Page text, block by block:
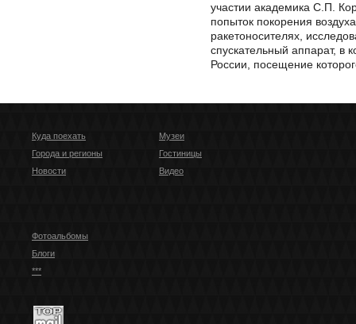
участии академика С.П.
попыток покорения
ракетоносителях,
спускательный аппарат, в
России, посещение
Куда поехать
Города и регионы
Новости
Музеи
Гостиницы
Видео
Фотоальбомы
Блоги
***